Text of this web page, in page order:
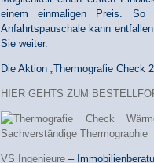
einem einmaligen Preis. So
Anfahrtspauschale kann
Sie weiter.
Die Aktion „Thermografie Check
HIER GEHTS ZUM
VS Ingenieure –